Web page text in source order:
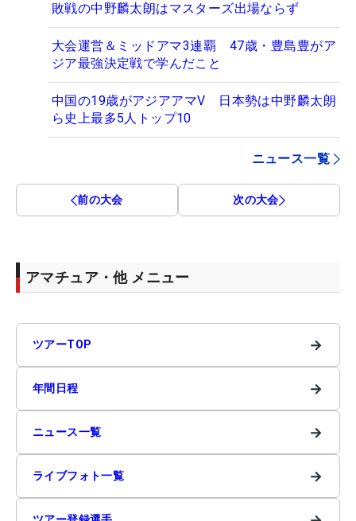
敗戦の中野麟太朗はマスターズ出場ならず
大会運営＆ミッドアマ3連覇 47歳・豊島豊がア
ジア最強決定戦で学んだこと
中国の19歳がアジアアマV 日本勢は中野麟太朗
ら史上最多5人トップ10
ニュース一覧
前の大会 次の大会
アマチュア・他 メニュー
ツアーTOP →
年間日程 →
ニュース一覧 →
ライブフォト一覧 →